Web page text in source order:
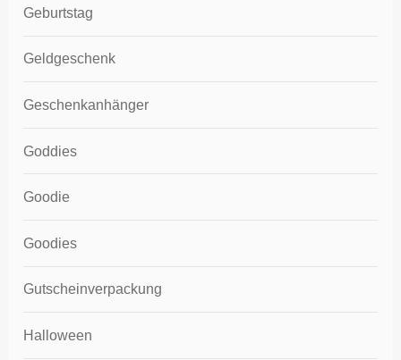
Geburtstag
Geldgeschenk
Geschenkanhänger
Goddies
Goodie
Goodies
Gutscheinverpackung
Halloween